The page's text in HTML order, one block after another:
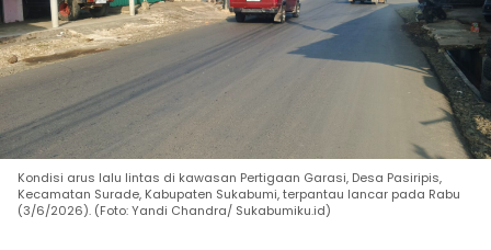
Kondisi arus lalu lintas di kawasan Pertigaan Garasi, Desa Pasiripis,
Kecamatan Surade, Kabupaten Sukabumi, terpantau lancar pada Rabu
(3/6/2026). (Foto: Yandi Chandra/ Sukabumiku.id)